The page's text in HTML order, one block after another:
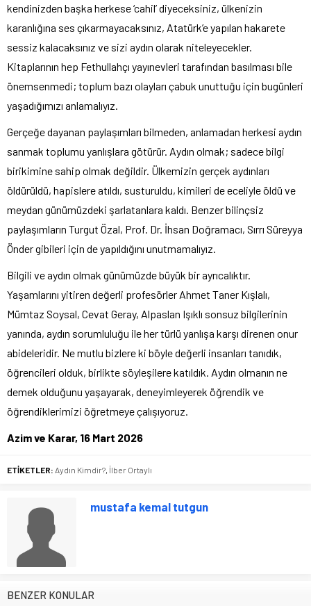
kendinizden başka herkese ‘cahil’ diyeceksiniz, ülkenizin
karanlığına ses çıkarmayacaksınız, Atatürk’e yapılan hakarete
sessiz kalacaksınız ve sizi aydın olarak niteleyecekler.
Kitaplarının hep Fethullahçı yayınevleri tarafından basılması bile
önemsenmedi; toplum bazı olayları çabuk unuttuğu için bugünleri
yaşadığımızı anlamalıyız.
Gerçeğe dayanan paylaşımları bilmeden, anlamadan herkesi aydın
sanmak toplumu yanlışlara götürür. Aydın olmak; sadece bilgi
birikimine sahip olmak değildir. Ülkemizin gerçek aydınları
öldürüldü, hapislere atıldı, susturuldu, kimileri de eceliyle öldü ve
meydan günümüzdeki şarlatanlara kaldı. Benzer bilinçsiz
paylaşımların Turgut Özal, Prof. Dr. İhsan Doğramacı, Sırrı Süreyya
Önder gibileri için de yapıldığını unutmamalıyız.
Bilgili ve aydın olmak günümüzde büyük bir ayrıcalıktır.
Yaşamlarını yitiren değerli profesörler Ahmet Taner Kışlalı,
Mümtaz Soysal, Cevat Geray, Alpaslan Işıklı sonsuz bilgilerinin
yanında, aydın sorumluluğu ile her türlü yanlışa karşı direnen onur
abideleridir. Ne mutlu bizlere ki böyle değerli insanları tanıdık,
öğrencileri olduk, birlikte söyleşilere katıldık. Aydın olmanın ne
demek olduğunu yaşayarak, deneyimleyerek öğrendik ve
öğrendiklerimizi öğretmeye çalışıyoruz.
Azim ve Karar, 16 Mart 2026
ETİKETLER: Aydın Kimdir? İlber Ortaylı
mustafa kemal tutgun
BENZER KONULAR